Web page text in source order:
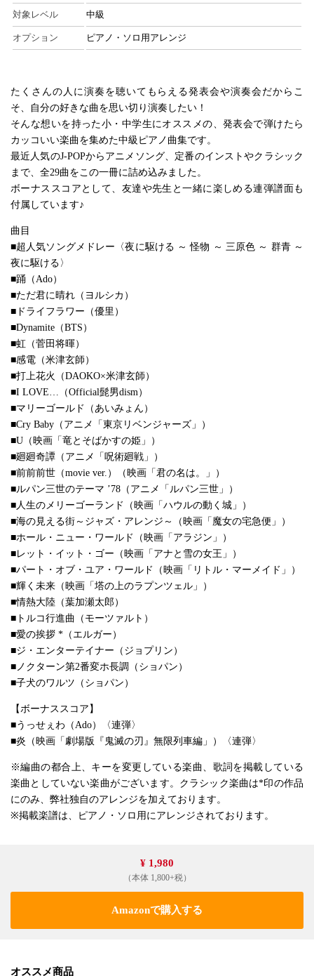
対象レベル 中級
オプション ピアノ・ソロ用アレンジ
たくさんの人に演奏を聴いてもらえる発表会や演奏会だからこ
そ、自分の好きな曲を思い切り演奏したい！
そんな想いを持った小・中学生にオススメの、発表会で弾けたら
カッコいい楽曲を集めた中級ピアノ曲集です。
最近人気のJ-POPからアニメソング、定番のインストやクラシック
まで、全29曲をこの一冊に詰め込みました。
ボーナススコアとして、友達や先生と一緒に楽しめる連弾譜面も
付属しています♪
曲目
■超人気ソングメドレー〈夜に駆ける ～ 怪物 ～ 三原色 ～ 群青 ～
夜に駆ける〉
■踊（Ado）
■ただ君に晴れ（ヨルシカ）
■ドライフラワー（優里）
■Dynamite（BTS）
■虹（菅田将暉）
■感電（米津玄師）
■打上花火（DAOKO×米津玄師）
■I LOVE…（Official髭男dism）
■マリーゴールド（あいみょん）
■Cry Baby（アニメ「東京リベンジャーズ」）
■U（映画「竜とそばかすの姫」）
■廻廻奇譚（アニメ「呪術廻戦」）
■前前前世（movie ver.）（映画「君の名は。」）
■ルパン三世のテーマ ’78（アニメ「ルパン三世」）
■人生のメリーゴーランド（映画「ハウルの動く城」）
■海の見える街～ジャズ・アレンジ～（映画「魔女の宅急便」）
■ホール・ニュー・ワールド（映画「アラジン」）
■レット・イット・ゴー（映画「アナと雪の女王」）
■パート・オブ・ユア・ワールド（映画「リトル・マーメイド」）
■輝く未来（映画「塔の上のラプンツェル」）
■情熱大陸（葉加瀬太郎）
■トルコ行進曲（モーツァルト）
■愛の挨拶 *（エルガー）
■ジ・エンターテイナー（ジョプリン）
■ノクターン第2番変ホ長調（ショパン）
■子犬のワルツ（ショパン）
【ボーナススコア】
■うっせぇわ（Ado）〈連弾〉
■炎（映画「劇場版『鬼滅の刃』無限列車編」）〈連弾〉
※編曲の都合上、キーを変更している楽曲、歌詞を掲載している
楽曲としていない楽曲がございます。クラシック楽曲は*印の作品
にのみ、弊社独自のアレンジを加えております。
※掲載楽譜は、ピアノ・ソロ用にアレンジされております。
¥ 1,980
（本体 1,800+税）
Amazonで購入する
オススメ商品